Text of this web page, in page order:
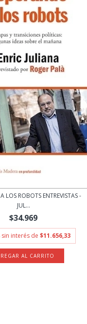
LOS ROBOTS ENTREVISTAS -
JUL...
$34.969
sin interés de $11.656,33